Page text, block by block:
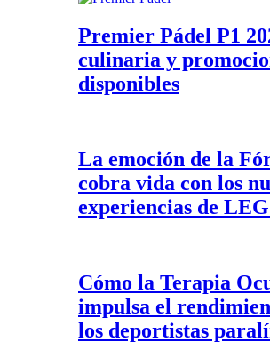
Premier Pádel P1
culinaria y
disponibles
La emoción de la
cobra vida con los
experiencias de
Cómo la Terapia
impulsa el
los deportistas